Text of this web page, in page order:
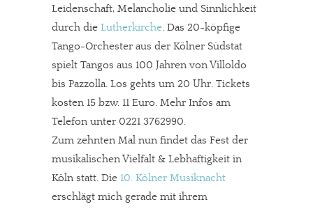
Leidenschaft, Melancholie und Sinnlichkeit
durch die Lutherkirche. Das 20-köpfige
Tango-Orchester aus der Kölner Südstat
spielt Tangos aus 100 Jahren von Villoldo
bis Pazzolla. Los gehts um 20 Uhr. Tickets
kosten 15 bzw. 11 Euro. Mehr Infos am
Telefon unter 0221 3762990.
Zum zehnten Mal nun findet das Fest der
musikalischen Vielfalt & Lebhaftigkeit in
Köln statt. Die 10. Kölner Musiknacht
erschlägt mich gerade mit ihrem